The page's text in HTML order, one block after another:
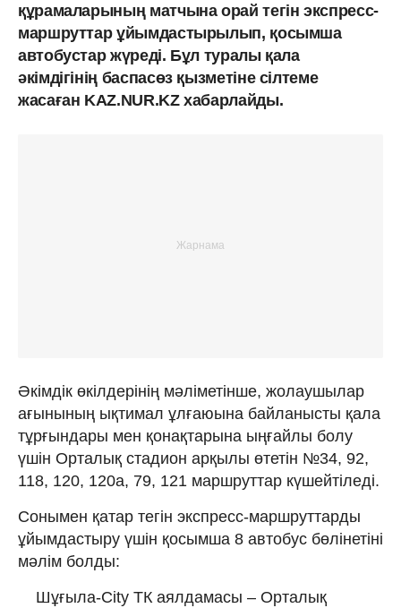
құрамаларының матчына орай тегін экспресс-
маршруттар ұйымдастырылып, қосымша
автобустар жүреді. Бұл туралы қала
әкімдігінің баспасөз қызметіне сілтеме
жасаған KAZ.NUR.KZ хабарлайды.
Әкімдік өкілдерінің мәліметінше, жолаушылар
ағынының ықтимал ұлғаюына байланысты қала
тұрғындары мен қонақтарына ыңғайлы болу
үшін Орталық стадион арқылы өтетін №34, 92,
118, 120, 120а, 79, 121 маршруттар күшейтіледі.
Сонымен қатар тегін экспресс-маршруттарды
ұйымдастыру үшін қосымша 8 автобус бөлінетіні
мәлім болды:
Шұғыла-City ТК аялдамасы – Орталық